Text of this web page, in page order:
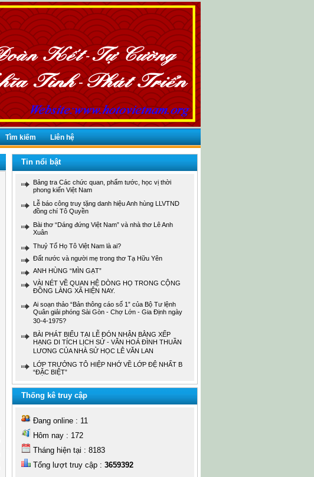
Tìm kiếm Liên hệ
Tin nổi bật
Bảng tra Các chức quan, phẩm tước, học vị thời
phong kiến Việt Nam
Lễ báo công truy tặng danh hiệu Anh hùng LLVTND
đồng chí Tô Quyền
Bài thơ “Dáng đứng Việt Nam” và nhà thơ Lê Anh
Xuân
Thuỷ Tổ Họ Tô Việt Nam là ai?
Đất nước và người mẹ trong thơ Tạ Hữu Yên
ANH HÙNG “MÌN GẠT”
VÀI NÉT VỀ QUAN HỆ DÒNG HỌ TRONG CỘNG
ĐỒNG LÀNG XÃ HIỆN NAY.
Ai soạn thảo “Bản thông cáo số 1” của Bộ Tư lệnh
Quân giải phóng Sài Gòn - Chợ Lớn - Gia Định ngày
30-4-1975?
BÀI PHÁT BIỂU TẠI LỄ ĐÓN NHẬN BẰNG XẾP
HẠNG DI TÍCH LỊCH SỬ - VĂN HOÁ ĐÌNH THUẦN
LƯƠNG CỦA NHÀ SỬ HỌC LÊ VĂN LAN
LỚP TRƯỞNG TÔ HIỆP NHỚ VỀ LỚP ĐỆ NHẤT B
“ĐẶC BIỆT”
Thống kê truy cập
Đang online : 11
Hôm nay : 172
Tháng hiện tại : 8183
Tổng lượt truy cập : 3659392